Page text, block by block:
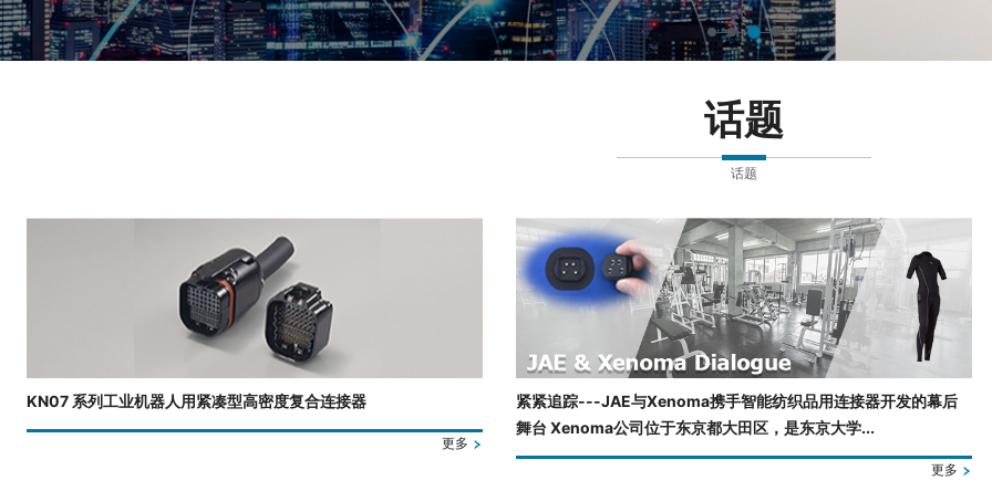
话题
话题
KN07 系列工业机器人用紧凑型高密度复合连接器
更多
紧紧追踪---JAE与Xenoma携手智能纺织品用连接器开发的幕后
舞台 Xenoma公司位于东京都大田区，是东京大学...
更多